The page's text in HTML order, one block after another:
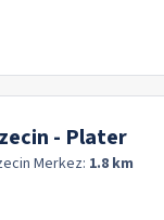
- Plater
Merkez: 1.8 km